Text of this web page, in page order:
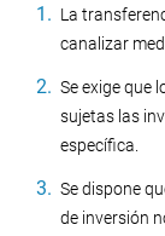
La
canalizar
Se exige que
sujetas las
específica.
Se dispone
de inversión